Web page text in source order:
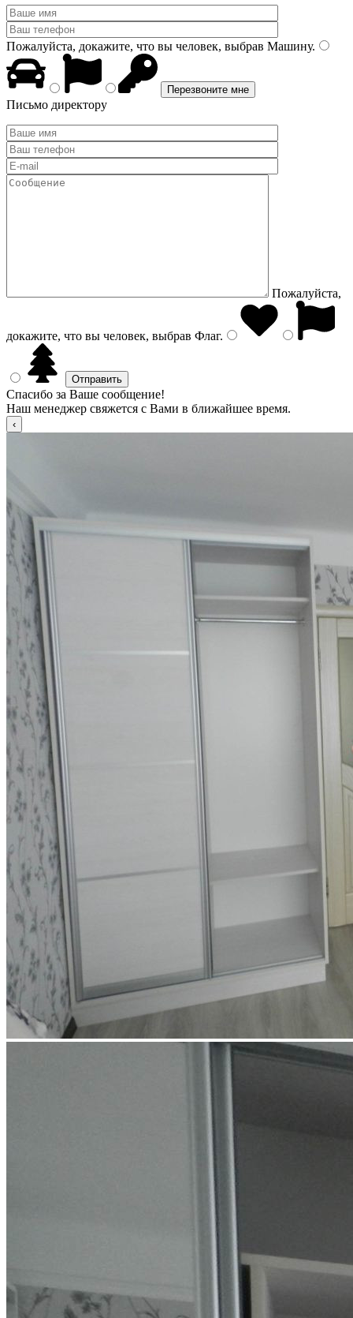
Пожалуйста, докажите, что вы человек, выбрав Машину.
Письмо директору
Пожалуйста,
докажите, что вы человек, выбрав Флаг.
Спасибо за Ваше сообщение!
Наш менеджер свяжется с Вами в ближайшее время.